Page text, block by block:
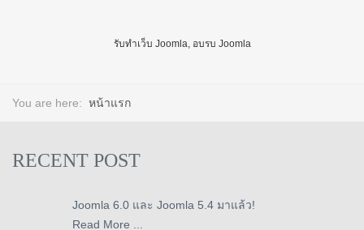
รับทำเว็บ Joomla, อบรบ Joomla
You are here: หน้าแรก
RECENT POST
Joomla 6.0 และ Joomla 5.4 มาแล้ว!
Read More ...